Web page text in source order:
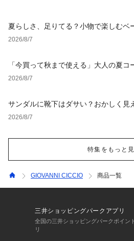
夏らしさ、足りてる？小物で楽しむベ
2026/8/7
「今買って秋まで使える」大人の夏コ
タイルとNGな着こなし
2026/8/7
サンダルに靴下はダサい？おかしく見
と男女別おすすめコーデ
2026/8/7
特集をもっと
GIOVANNI CICCIO 商品一覧
三井ショッピングパークアプリ
全国の三井ショッピングパークポイン
リ